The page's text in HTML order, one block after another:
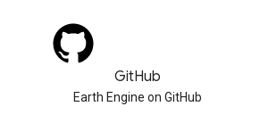
GitHub
Earth Engine on GitHub